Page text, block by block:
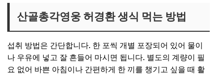
산골총각영웅 허경환 생식 먹는 방법
섭취 방법은 간단합니다. 한 포씩 개별 포장되어 있어 물이
나 우유에 넣고 잘 흔들어 마시면 됩니다. 별도의 계량이 필
요 없어 바쁜 아침이나 간편하게 한 끼를 챙기고 싶을 때 활